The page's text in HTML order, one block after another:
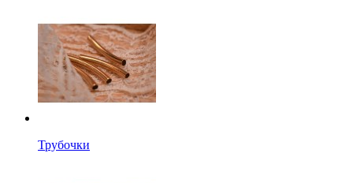
Трубочки